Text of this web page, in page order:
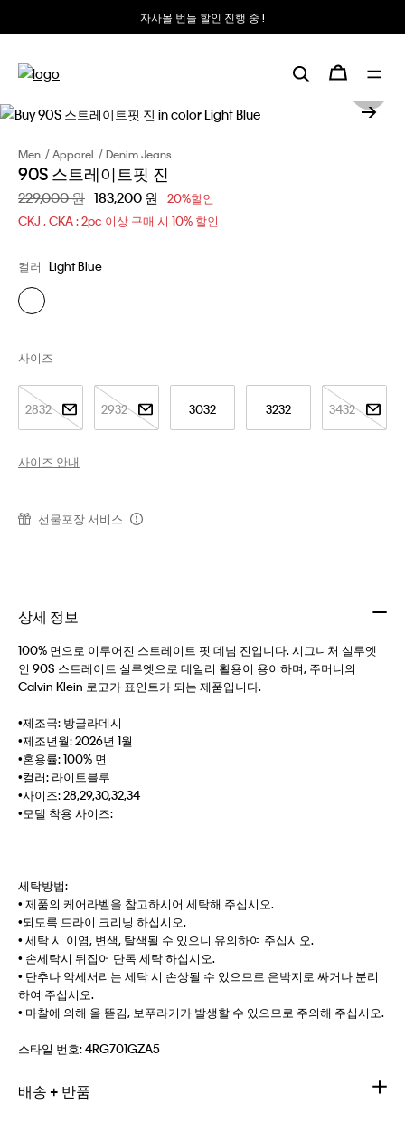
자사몰 번들 할인 진행 중 !
Men Apparel Denim Jeans
90S 스트레이트핏 진
할인 전 가격
229,000 원 할인된 가격
183,200 원
20%할인
CKJ , CKA : 2pc 이상 구매 시 10% 할인
컬러 Light Blue
2832 2932 3032 3232 3432
사이즈
사이즈 안내
선물포장 서비스
상세 정보
100% 면으로 이루어진 스트레이트 핏 데님 진입니다. 시그니처 실루엣
인 90S 스트레이트 실루엣으로 데일리 활용이 용이하며, 주머니의
Calvin Klein 로고가 표인트가 되는 제품입니다.
•제조국: 방글라데시
•제조년월: 2026년 1월
•혼용률: 100% 면
•컬러: 라이트블루
•사이즈: 28,29,30,32,34
•모델 착용 사이즈:
세탁방법:
• 제품의 케어라벨을 참고하시어 세탁해 주십시오.
•되도록 드라이 크리닝 하십시오.
• 세탁 시 이염, 변색, 탈색될 수 있으니 유의하여 주십시오.
• 손세탁시 뒤집어 단독 세탁 하십시오.
• 단추나 악세서리는 세탁 시 손상될 수 있으므로 은박지로 싸거나 분리
하여 주십시오.
• 마찰에 의해 올 뜯김, 보푸라기가 발생할 수 있으므로 주의해 주십시오.
스타일 번호:4RG701GZA5
배송 + 반품